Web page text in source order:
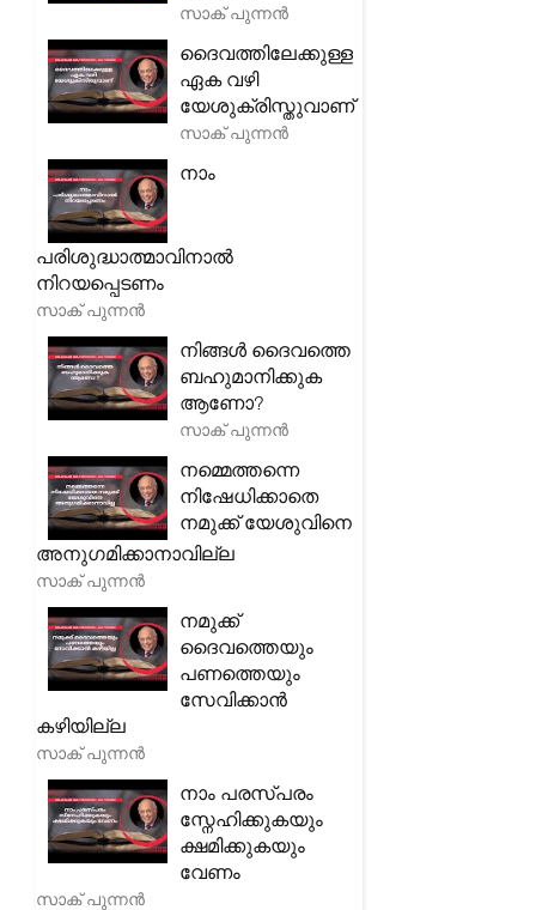
സാക് പുന്നൻ
ദൈവത്തിലേക്കുള്ള
ഏക വഴി
യേശുക്രിസ്തുവാണ്
സാക് പുന്നൻ
നാം
പരിശുദ്ധാത്മാവിനാൽ
നിറയപ്പെടണം
സാക് പുന്നൻ
നിങ്ങൾ ദൈവത്തെ
ബഹുമാനിക്കുക
ആണോ?
സാക് പുന്നൻ
നമ്മെത്തന്നെ
നിഷേധിക്കാതെ
നമുക്ക് യേശുവിനെ
അനുഗമിക്കാനാവില്ല
സാക് പുന്നൻ
നമുക്ക്
ദൈവത്തെയും
പണത്തെയും
സേവിക്കാൻ
കഴിയില്ല
സാക് പുന്നൻ
നാം പരസ്പരം
സ്നേഹിക്കുകയും
ക്ഷമിക്കുകയും
വേണം
സാക് പുന്നൻ